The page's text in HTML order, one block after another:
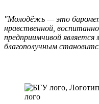
"Молодёжь — это
нравственной,
предприимчивой
благополучным